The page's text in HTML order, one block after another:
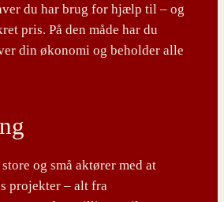
du har brug for hjælp til – og
pris. På den måde har du
din økonomi og beholder alle
og små aktører med at
projekter – alt fra